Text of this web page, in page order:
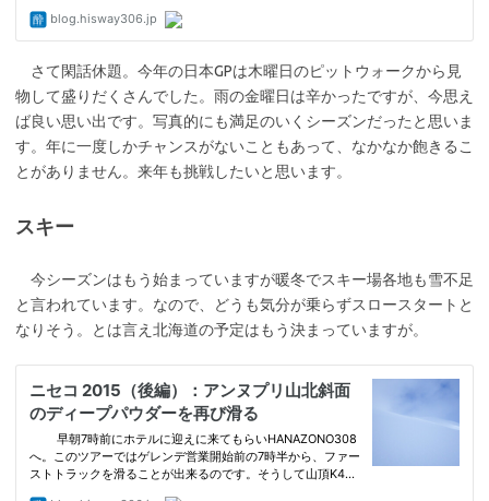
さて閑話休題。今年の日本GPは木曜日のピットウォークから見
物して盛りだくさんでした。雨の金曜日は辛かったですが、今思え
ば良い思い出です。写真的にも満足のいくシーズンだったと思いま
す。年に一度しかチャンスがないこともあって、なかなか飽きるこ
とがありません。来年も挑戦したいと思います。
スキー
今シーズンはもう始まっていますが暖冬でスキー場各地も雪不足
と言われています。なので、どうも気分が乗らずスロースタートと
なりそう。とは言え北海道の予定はもう決まっていますが。